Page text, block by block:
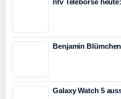
ntv Telebörse
Benjamin
Galaxy Watch 5